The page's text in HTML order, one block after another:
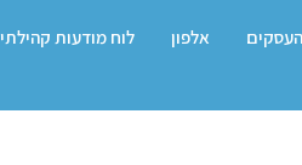
אלפון לוח מודעות קהילתי